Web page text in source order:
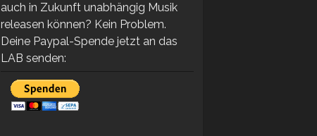
auch in Zukunft unabhängig Musik
releasen können? Kein Problem.
Deine Paypal-Spende jetzt an das
LAB senden: